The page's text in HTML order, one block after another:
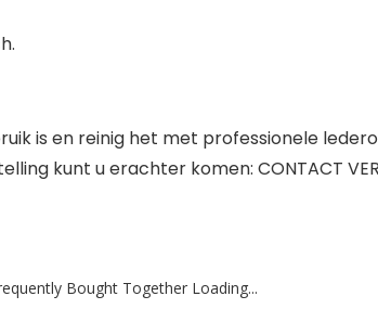
is en reinig het met professionele
kunt u erachter komen: CONTACT
Bought Together Loading...